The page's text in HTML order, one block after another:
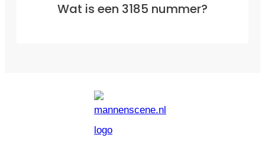
Wat is een 3185 nummer?